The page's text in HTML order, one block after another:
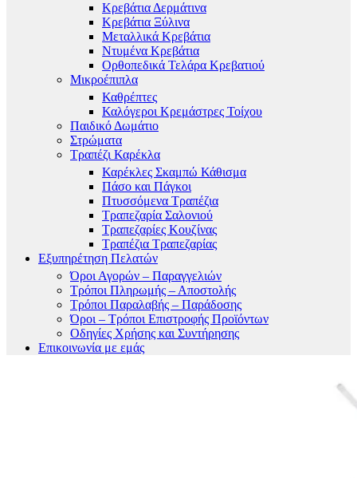
Κρεβάτια Δερμάτινα
Κρεβάτια Ξύλινα
Μεταλλικά Κρεβάτια
Ντυμένα Κρεβάτια
Ορθοπεδικά Τελάρα Κρεβατιού
Μικροέπιπλα
Καθρέπτες
Καλόγεροι Κρεμάστρες Τοίχου
Παιδικό Δωμάτιο
Στρώματα
Τραπέζι Καρέκλα
Καρέκλες Σκαμπώ Κάθισμα
Πάσο και Πάγκοι
Πτυσσόμενα Τραπέζια
Τραπεζαρία Σαλονιού
Τραπεζαρίες Κουζίνας
Τραπέζια Τραπεζαρίας
Εξυπηρέτηση Πελατών
Όροι Αγορών – Παραγγελιών
Τρόποι Πληρωμής – Αποστολής
Τρόποι Παραλαβής – Παράδοσης
Όροι – Τρόποι Επιστροφής Προϊόντων
Οδηγίες Χρήσης και Συντήρησης
Επικοινωνία με εμάς